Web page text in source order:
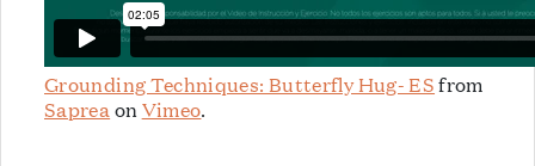
Grounding Techniques: Butterfly Hug- ESfrom
SapreaonVimeo.